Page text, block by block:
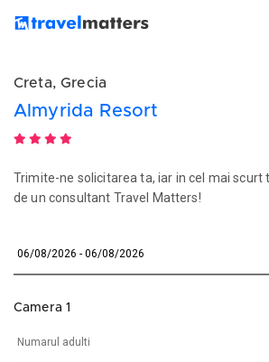
Creta, Grecia
Almyrida Resort
Trimite-ne solicitarea ta, iar in cel mai
de un consultant Travel Matters!
Camera 1